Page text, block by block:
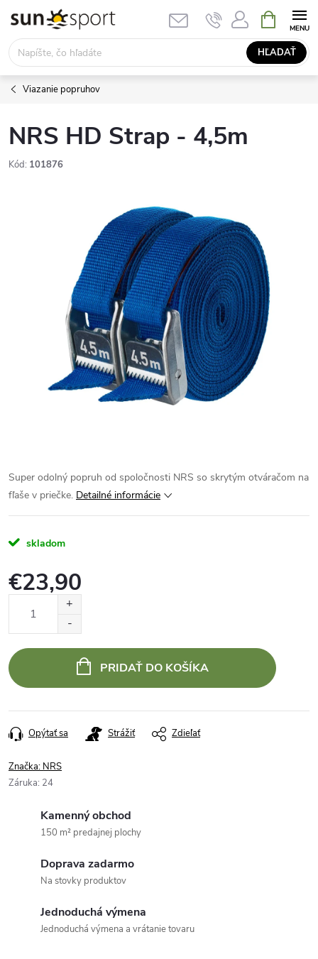
obsah
HĽADAŤ
KOŠÍK
Viazanie popruhov
NRS HD Strap - 4,5m
Kód: 101876
Super odolný popruh od spoločnosti NRS so skrytým otváračom na
fľaše v priečke. Detailné informácie
skladom
€23,90
PRIDAŤ DO KOŠÍKA
Opýtať sa Strážiť Zdieľať
Značka: NRS
Záruka: 24
Kamenný obchod
150 m² predajnej plochy
Doprava zadarmo
Na stovky produktov
Jednoduchá výmena
Jednoduchá výmena a vrátanie tovaru